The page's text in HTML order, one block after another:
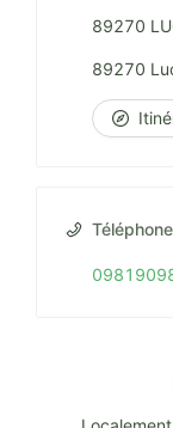
89270
89270
Téléphone